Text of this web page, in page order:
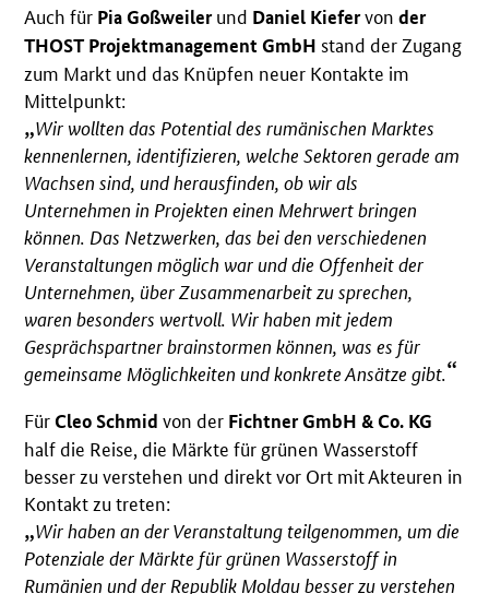
Auch für Pia Goßweilerund Daniel Kiefervon der
THOST Projektmanagement GmbH stand der Zugang
zum Markt und das Knüpfen neuer Kontakte im
Mittelpunkt:
Wir wollten das Potential des rumänischen Marktes
kennenlernen, identifizieren, welche Sektoren gerade am
Wachsen sind, und herausfinden, ob wir als
Unternehmen in Projekten einen Mehrwert bringen
können. Das Netzwerken, das bei den verschiedenen
Veranstaltungen möglich war und die Offenheit der
Unternehmen, über Zusammenarbeit zu sprechen,
waren besonders wertvoll. Wir haben mit jedem
Gesprächspartner brainstormen können, was es für
gemeinsame Möglichkeiten und konkrete Ansätze gibt.
Für Cleo Schmid von der Fichtner GmbH & Co. KG
half die Reise, die Märkte für grünen Wasserstoff
besser zu verstehen und direkt vor Ort mit Akteuren in
Kontakt zu treten:
Wir haben an der Veranstaltung teilgenommen, um die
Potenziale der Märkte für grünen Wasserstoff in
Rumänien und der Republik Moldau besser zu verstehen